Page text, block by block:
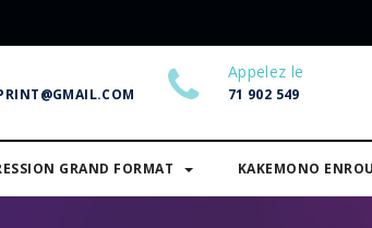
Appelez le
71 902 549
GRAND FORMAT KAKEMONO